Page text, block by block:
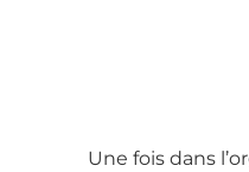
Une fois dans